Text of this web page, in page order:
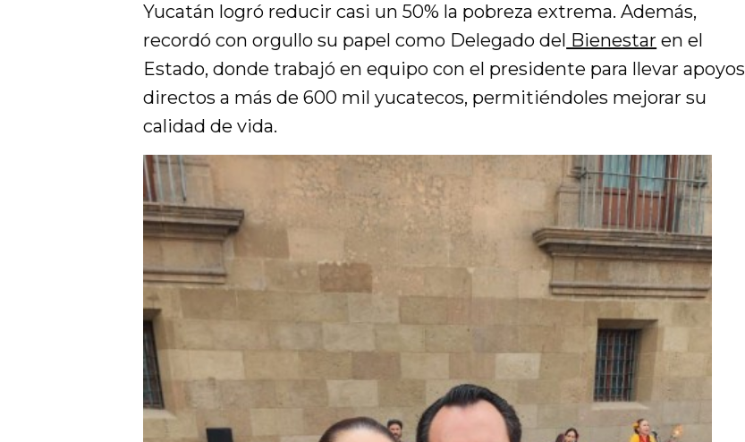
Yucatán logró reducir casi un 50% la pobreza extrema. Además,
recordó con orgullo su papel como Delegado del Bienestar en el
Estado, donde trabajó en equipo con el presidente para llevar apoyos
directos a más de 600 mil yucatecos, permitiéndoles mejorar su
calidad de vida.